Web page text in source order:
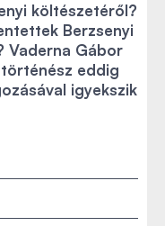
költészetéről?
Berzsenyi
Vaderna Gábor
eddig
igyekszik